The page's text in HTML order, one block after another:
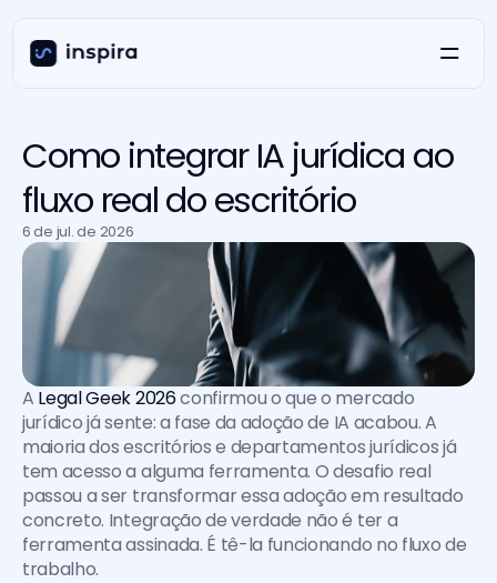
Como integrar IA jurídica ao
fluxo real do escritório
6 de jul. de 2026
A Legal Geek 2026 confirmou o que o mercado
jurídico já sente: a fase da adoção de IA acabou. A
maioria dos escritórios e departamentos jurídicos já
tem acesso a alguma ferramenta. O desafio real
passou a ser transformar essa adoção em resultado
concreto. Integração de verdade não é ter a
ferramenta assinada. É tê-la funcionando no fluxo de
trabalho.